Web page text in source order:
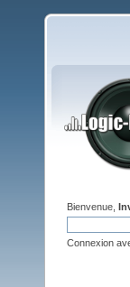
Bienvenue,
Connexion